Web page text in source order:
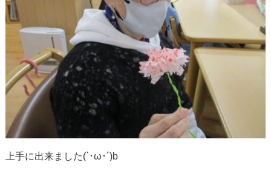
上手に出来ました(`･ω･´)b